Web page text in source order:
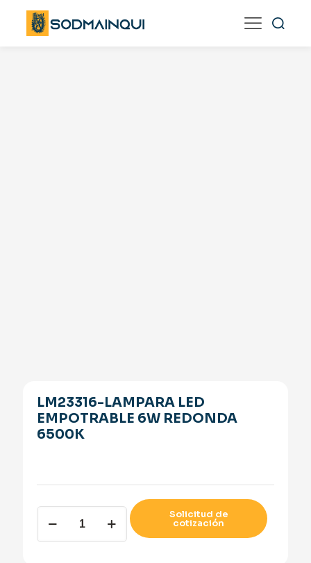
LM23316-LAMPARA LED
EMPOTRABLE 6W REDONDA
6500K
LM23316-
LAMPARA
LED
Solicitud de
cotización